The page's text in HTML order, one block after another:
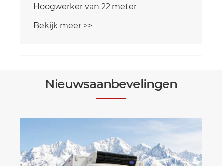
Hoogwerker van 22 meter
Bekijk meer >>
Nieuwsaanbevelingen